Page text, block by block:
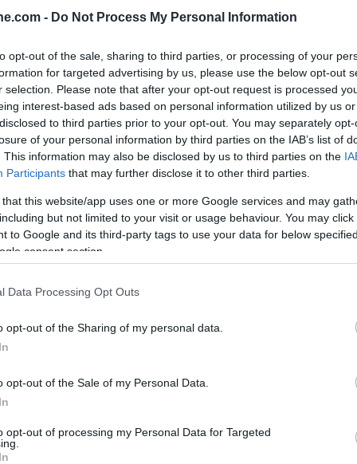
- Do Not Process My Personal Information
opt-out of the sale, sharing to third parties, or processing of your
for targeted advertising by us, please use the below opt-out
selection. Please note that after your opt-out request is processed
interest-based ads based on personal information utilized by us
to third parties prior to your opt-out. You may separately
of your personal information by third parties on the IAB’s list of
This information may also be disclosed by us to third parties on the
Participants that may further disclose it to other third parties.
that this website/app uses one or more Google services and may
but not limited to your visit or usage behaviour. You may
to Google and its third-party tags to use your data for below
consent section.
Data Processing Opt Outs
opt-out of the Sharing of my personal data.
opt-out of the Sale of my Personal Data.
opt-out of processing my Personal Data for Targeted
trasformarsi in diplomazia
iconici hanno posto una domanda: chi siamo
atemporale del fenomeno, con una trattazione
epoche per contesti politici e sociali, analizzando
offrire strumenti pratici per leggere il campo come
Madrid come teatro del potere
un confronto tra una città che rivendica una
istituzionale. Le coreografie, gli inni e persino la
emotivo. In queste partite, il campo riflette il
potere. Più dei gol, contano i segni: un’esultanza
l’inno. Gli attori principali non sono solo i